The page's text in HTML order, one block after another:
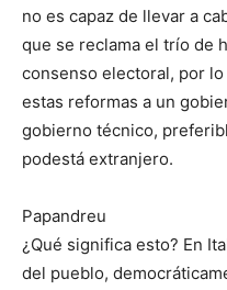
no es capaz de llevar a
que se reclama el trío de
consenso electoral, por
estas reformas a un
gobierno técnico,
podestá extranjero.
Papandreu
¿Qué significa esto? En
del pueblo,